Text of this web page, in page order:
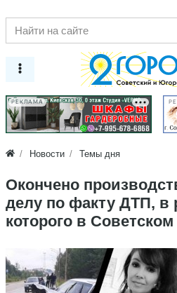
РЕКЛАМА
Новости Темы дня
Окончено
делу по факту ДТП, в
которого в